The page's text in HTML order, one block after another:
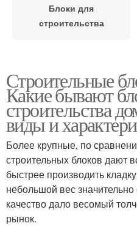
Блоки для
строительства
Блоки из газобетона
Саманные блоки
Строительные
Какие бывают
строительства
виды и
Более крупные, по
строительных блоков дают
быстрее производить
небольшой вес значительно
качество дало весомый
рынок.